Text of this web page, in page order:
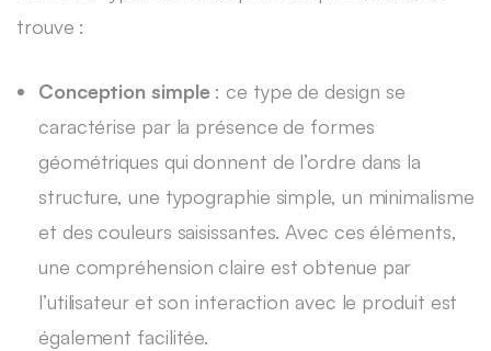
trouve :
Conception simple : ce type de design se
caractérise par la présence de formes
géométriques qui donnent de l’ordre dans la
structure, une typographie simple, un minimalisme
et des couleurs saisissantes. Avec ces éléments,
une compréhension claire est obtenue par
l’utilisateur et son interaction avec le produit est
également facilitée.